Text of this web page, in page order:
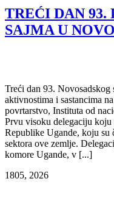
TREĆI DAN 93.
SAJMA U
Treći dan 93.
aktivnostima i sastancima
povrtarstvo, Instituta od
Prvu visoku delegaciju koju
Republike Ugande, koju
sektora ove zemlje.
komore Ugande, v [...]
1805, 2026